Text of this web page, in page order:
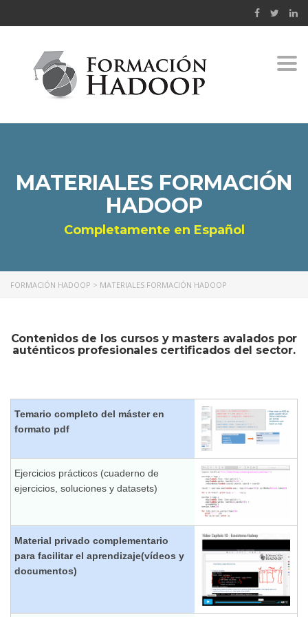
MATERIALES FORMACIÓN
HADOOP
Completamente en Español
FORMACIÓN HADOOP > MATERIALES FORMACIÓN HADOOP
Contenidos de los cursos y masters avalados por
auténticos profesionales certificados del sector.
Temario completo del máster en
formato pdf
Ejercicios prácticos (cuaderno de
ejercicios, soluciones y datasets)
Material privado complementario
para facilitar el aprendizaje(vídeos y
documentos)